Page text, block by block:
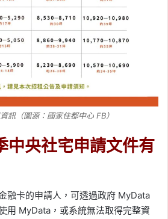
訊（圖源：國家住都中心 FB）
中央社宅申請文件有
融卡的申請人，可透過政府 MyData
用 MyData，或系統無法取得完整資